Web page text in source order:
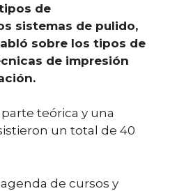
de
sistemas de pulido,
sobre los tipos de
de impresión
teórica y una
un total de 40
de cursos y